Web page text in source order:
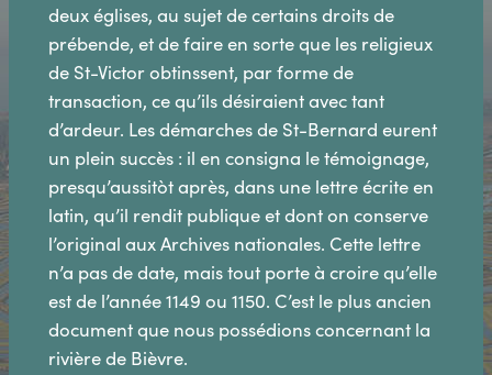
deux églises, au sujet de certains droits de
prébende, et de faire en sorte que les religieux
de St-Victor obtinssent, par forme de
transaction, ce qu’ils désiraient avec tant
d’ardeur. Les démarches de St-Bernard eurent
un plein succès : il en consigna le témoignage,
presqu’aussitòt après, dans une lettre écrite en
latin, qu’il rendit publique et dont on conserve
l’original aux Archives nationales. Cette lettre
n’a pas de date, mais tout porte à croire qu’elle
est de l’année 1149 ou 1150. C’est le plus ancien
document que nous possédions concernant la
rivière de Bièvre.